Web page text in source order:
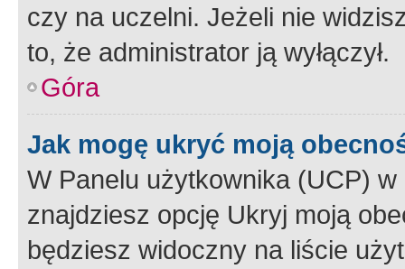
czy na uczelni. Jeżeli nie
to, że administrator ją wyłączył.
Góra
Jak mogę ukryć moją
W Panelu użytkownika (UCP) w
znajdziesz opcję Ukryj moją
będziesz widoczny na liście